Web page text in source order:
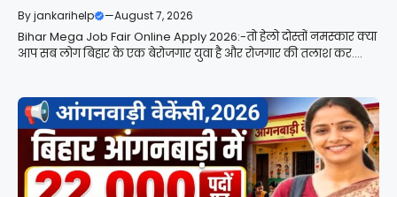
Byjankarihelp —August 7, 2026
Bihar Mega Job Fair Online Apply 2026:-तो हेलो दोस्तों नमस्कार क्या
आप सब लोग बिहार के एक बेरोजगार युवा है और रोजगार की तलाश कर....